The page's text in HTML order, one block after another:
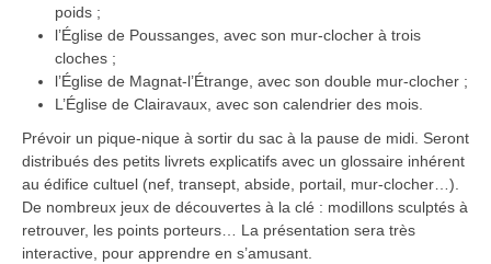
poids ;
l’Église de Poussanges, avec son mur-clocher à trois
cloches ;
l’Église de Magnat-l’Étrange, avec son double mur-clocher ;
L’Église de Clairavaux, avec son calendrier des mois.
Prévoir un pique-nique à sortir du sac à la pause de midi. Seront
distribués des petits livrets explicatifs avec un glossaire inhérent
au édifice cultuel (nef, transept, abside, portail, mur-clocher…).
De nombreux jeux de découvertes à la clé : modillons sculptés à
retrouver, les points porteurs… La présentation sera très
interactive, pour apprendre en s’amusant.